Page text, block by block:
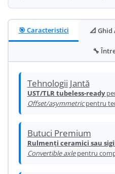
Jante
Angrenaje
Ureche cadru
Disc frana
Cuvete
Monobloc
🎯 Caracteristici 📐 Ghid
🔧
Tehnologii Jantă
UST/TLR tubeless-ready
Offset/asymmetricpentru
Butuci Premium
Rulmenți ceramici sau
Convertible axlepentru